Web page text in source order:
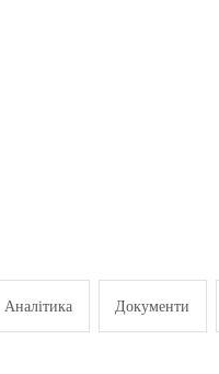
Аналітика Документи